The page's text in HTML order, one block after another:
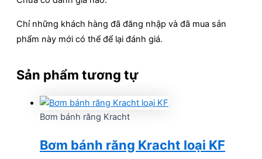
Chỉ những khách hàng đã đăng nhập và đã mua sản
phẩm này mới có thể để lại đánh giá.
Sản phẩm tương tự
Bơm bánh răng Kracht
Bơm bánh răng Kracht loại KF